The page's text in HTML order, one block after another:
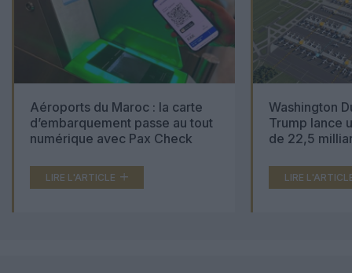
Aéroports du Maroc : la carte
d’embarquement passe au tout
numérique avec Pax Check
LIRE L'ARTICLE
Washington
Trump lance
de 22,5
LIRE